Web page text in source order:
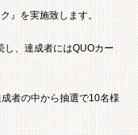
』を実施致します。
、達成者にはQUOカー
者の中から抽選で10名様